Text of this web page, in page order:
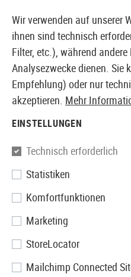
EUROPÄISCHER
Amomax
Paddle
Wir verwenden auf unserer
ihnen sind technisch
Filter, etc.), während
Analysezwecke dienen. Sie
Empfehlung) oder nur
akzeptieren. Mehr
EINSTELLUNGEN
Technisch erforderlich
Statistiken
Komfortfunktionen
Marketing
StoreLocator
Mailchimp Connected